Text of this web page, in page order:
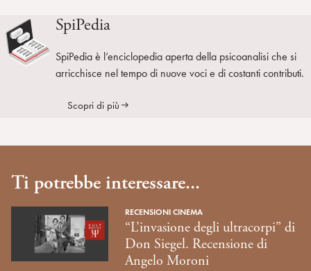
SpiPedia
SpiPedia è l’enciclopedia aperta della psicoanalisi che si
arricchisce nel tempo di nuove voci e di costanti contributi.
Scopri di più
Ti potrebbe interessare...
RECENSIONI CINEMA
“L’invasione degli ultracorpi” di
Don Siegel. Recensione di
Angelo Moroni